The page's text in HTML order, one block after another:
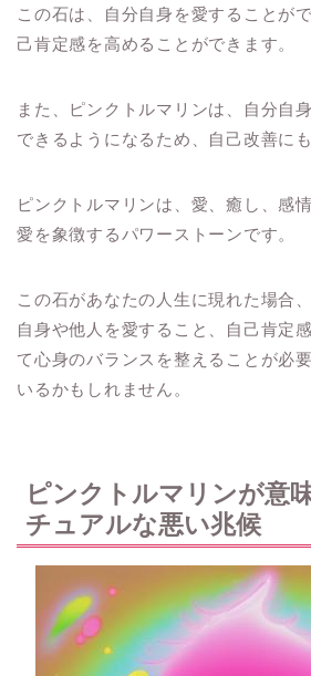
この石は、自分自身を愛することが
己肯定感を高めることができます。
また、ピンクトルマリンは、自分自
できるようになるため、自己改善に
ピンクトルマリンは、愛、癒し、感
愛を象徴するパワーストーンです。
この石があなたの人生に現れた場合
自身や他人を愛すること、自己肯定
て心身のバランスを整えることが必
いるかもしれません。
ピンクトルマリンが意
チュアルな悪い兆候